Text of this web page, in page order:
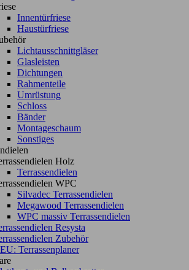
Innentürfriese
Haustürfriese
Lichtausschnittgläser
Glasleisten
Dichtungen
Rahmenteile
Umrüstung
Schloss
Bänder
Montageschaum
Sonstiges
Holz
Terrassendielen
WPC
Silvadec Terrassendielen
Megawood Terrassendielen
WPC massiv Terrassendielen
Resysta
Zubehör
Terrassenplaner